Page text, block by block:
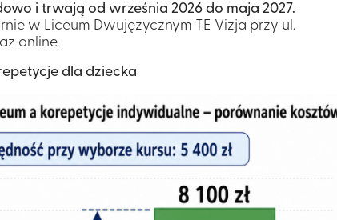
i trwają od września 2026 do maja 2027.
w Liceum Dwujęzycznym TE Vizja przy ul.
online.
dla dziecka